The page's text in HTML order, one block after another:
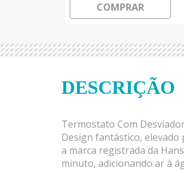
COMPRAR
DESCRIÇÃO
Termostato Com
Design fantástico,
a marca registrada da
minuto, adicionando ar à